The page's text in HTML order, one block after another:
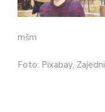
mšm
Foto: Pixabay,